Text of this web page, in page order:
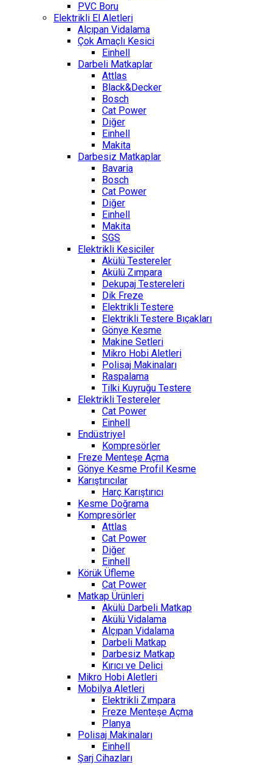
PVC Boru
Elektrikli El Aletleri
Alçıpan Vidalama
Çok Amaçlı Kesici
Einhell
Darbeli Matkaplar
Attlas
Black&Decker
Bosch
Cat Power
Diğer
Einhell
Makita
Darbesiz Matkaplar
Bavaria
Bosch
Cat Power
Diğer
Einhell
Makita
SGS
Elektrikli Kesiciler
Akülü Testereler
Akülü Zımpara
Dekupaj Testereleri
Dik Freze
Elektrikli Testere
Elektrikli Testere Bıçakları
Gönye Kesme
Makine Setleri
Mikro Hobi Aletleri
Polisaj Makinaları
Raspalama
Tilki Kuyruğu Testere
Elektrikli Testereler
Cat Power
Einhell
Endüstriyel
Kompresörler
Freze Menteşe Açma
Gönye Kesme Profil Kesme
Karıştırıcılar
Harç Karıştırıcı
Kesme Doğrama
Kompresörler
Attlas
Cat Power
Diğer
Einhell
Körük Üfleme
Cat Power
Matkap Ürünleri
Akülü Darbeli Matkap
Akülü Vidalama
Alçıpan Vidalama
Darbeli Matkap
Darbesiz Matkap
Kırıcı ve Delici
Mikro Hobi Aletleri
Mobilya Aletleri
Elektrikli Zımpara
Freze Menteşe Açma
Planya
Polisaj Makinaları
Einhell
Şarj Cihazları